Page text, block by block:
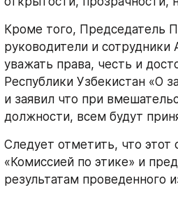
Кроме того, Председатель
руководители и сотрудники
уважать права, честь и
Республики Узбекистан «О
и заявил что при
должности, всем будут
Следует отметить, что
«Комиссией по этике» и
результатам проведенного